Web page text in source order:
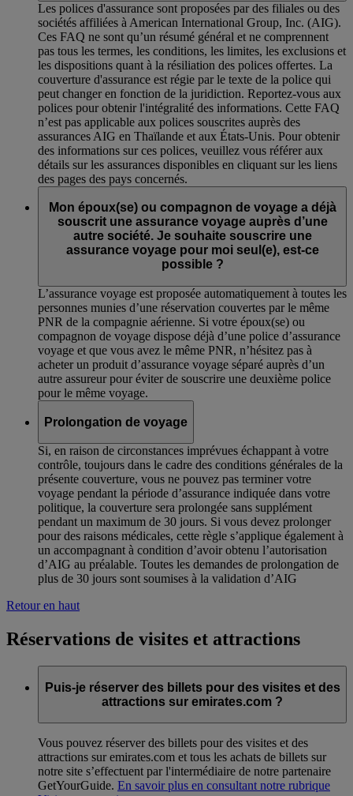
Les polices d'assurance sont proposées par des filiales ou des
sociétés affiliées à American International Group, Inc. (AIG).
Ces FAQ ne sont qu’un résumé général et ne comprennent
pas tous les termes, les conditions, les limites, les exclusions et
les dispositions quant à la résiliation des polices offertes. La
couverture d'assurance est régie par le texte de la police qui
peut changer en fonction de la juridiction. Reportez-vous aux
polices pour obtenir l'intégralité des informations. Cette FAQ
n’est pas applicable aux polices souscrites auprès des
assurances AIG en Thaïlande et aux États-Unis. Pour obtenir
des informations sur ces polices, veuillez vous référer aux
détails sur les assurances disponibles en cliquant sur les liens
des pages des pays concernés.
Mon époux(se) ou compagnon de voyage a déjà
souscrit une assurance voyage auprès d’une
autre société. Je souhaite souscrire une
assurance voyage pour moi seul(e), est-ce
possible ?
L’assurance voyage est proposée automatiquement à toutes les
personnes munies d’une réservation couvertes par le même
PNR de la compagnie aérienne. Si votre époux(se) ou
compagnon de voyage dispose déjà d’une police d’assurance
voyage et que vous avez le même PNR, n’hésitez pas à
acheter un produit d’assurance voyage séparé auprès d’un
autre assureur pour éviter de souscrire une deuxième police
pour le même voyage.
Prolongation de voyage
Si, en raison de circonstances imprévues échappant à votre
contrôle, toujours dans le cadre des conditions générales de la
présente couverture, vous ne pouvez pas terminer votre
voyage pendant la période d’assurance indiquée dans votre
politique, la couverture sera prolongée sans supplément
pendant un maximum de 30 jours. Si vous devez prolonger
pour des raisons médicales, cette règle s’applique également à
un accompagnant à condition d’avoir obtenu l’autorisation
d’AIG au préalable. Toutes les demandes de prolongation de
plus de 30 jours sont soumises à la validation d’AIG
Retour en haut
Réservations de visites et attractions
Puis-je réserver des billets pour des visites et des
attractions sur emirates.com ?
Vous pouvez réserver des billets pour des visites et des
attractions sur emirates.com et tous les achats de billets sur
notre site s’effectuent par l'intermédiaire de notre partenaire
GetYourGuide. En savoir plus en consultant notre rubrique